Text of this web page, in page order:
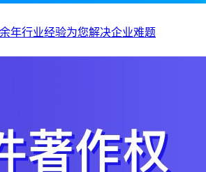
年行业经验为您解决企业难题